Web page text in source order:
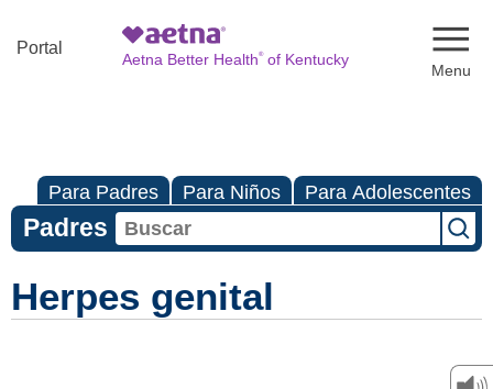
Portal
Aetna Better Health®of Kentucky
Para Padres Para Niños Para Adolescentes
Padres
Herpes genital